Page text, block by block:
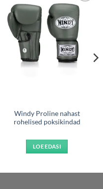
Add to
wishlist
Windy Proline nahast
rohelised poksikindad
LOE EDASI